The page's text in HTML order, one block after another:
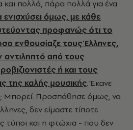
πολλά, πάρα πολλά για ένα
ενισχύσει όμως, με κάθε
προφανώς ότι το
ενθουσίαζε τους Έλληνες,
αντιληπτό από τους
ή και τους
της καλής μουσικής. Έκανε
Μπορεί. Προσπάθησε όμως, να
δεν είμαστε τίποτε
τύποι και η φτώχια - που δεν